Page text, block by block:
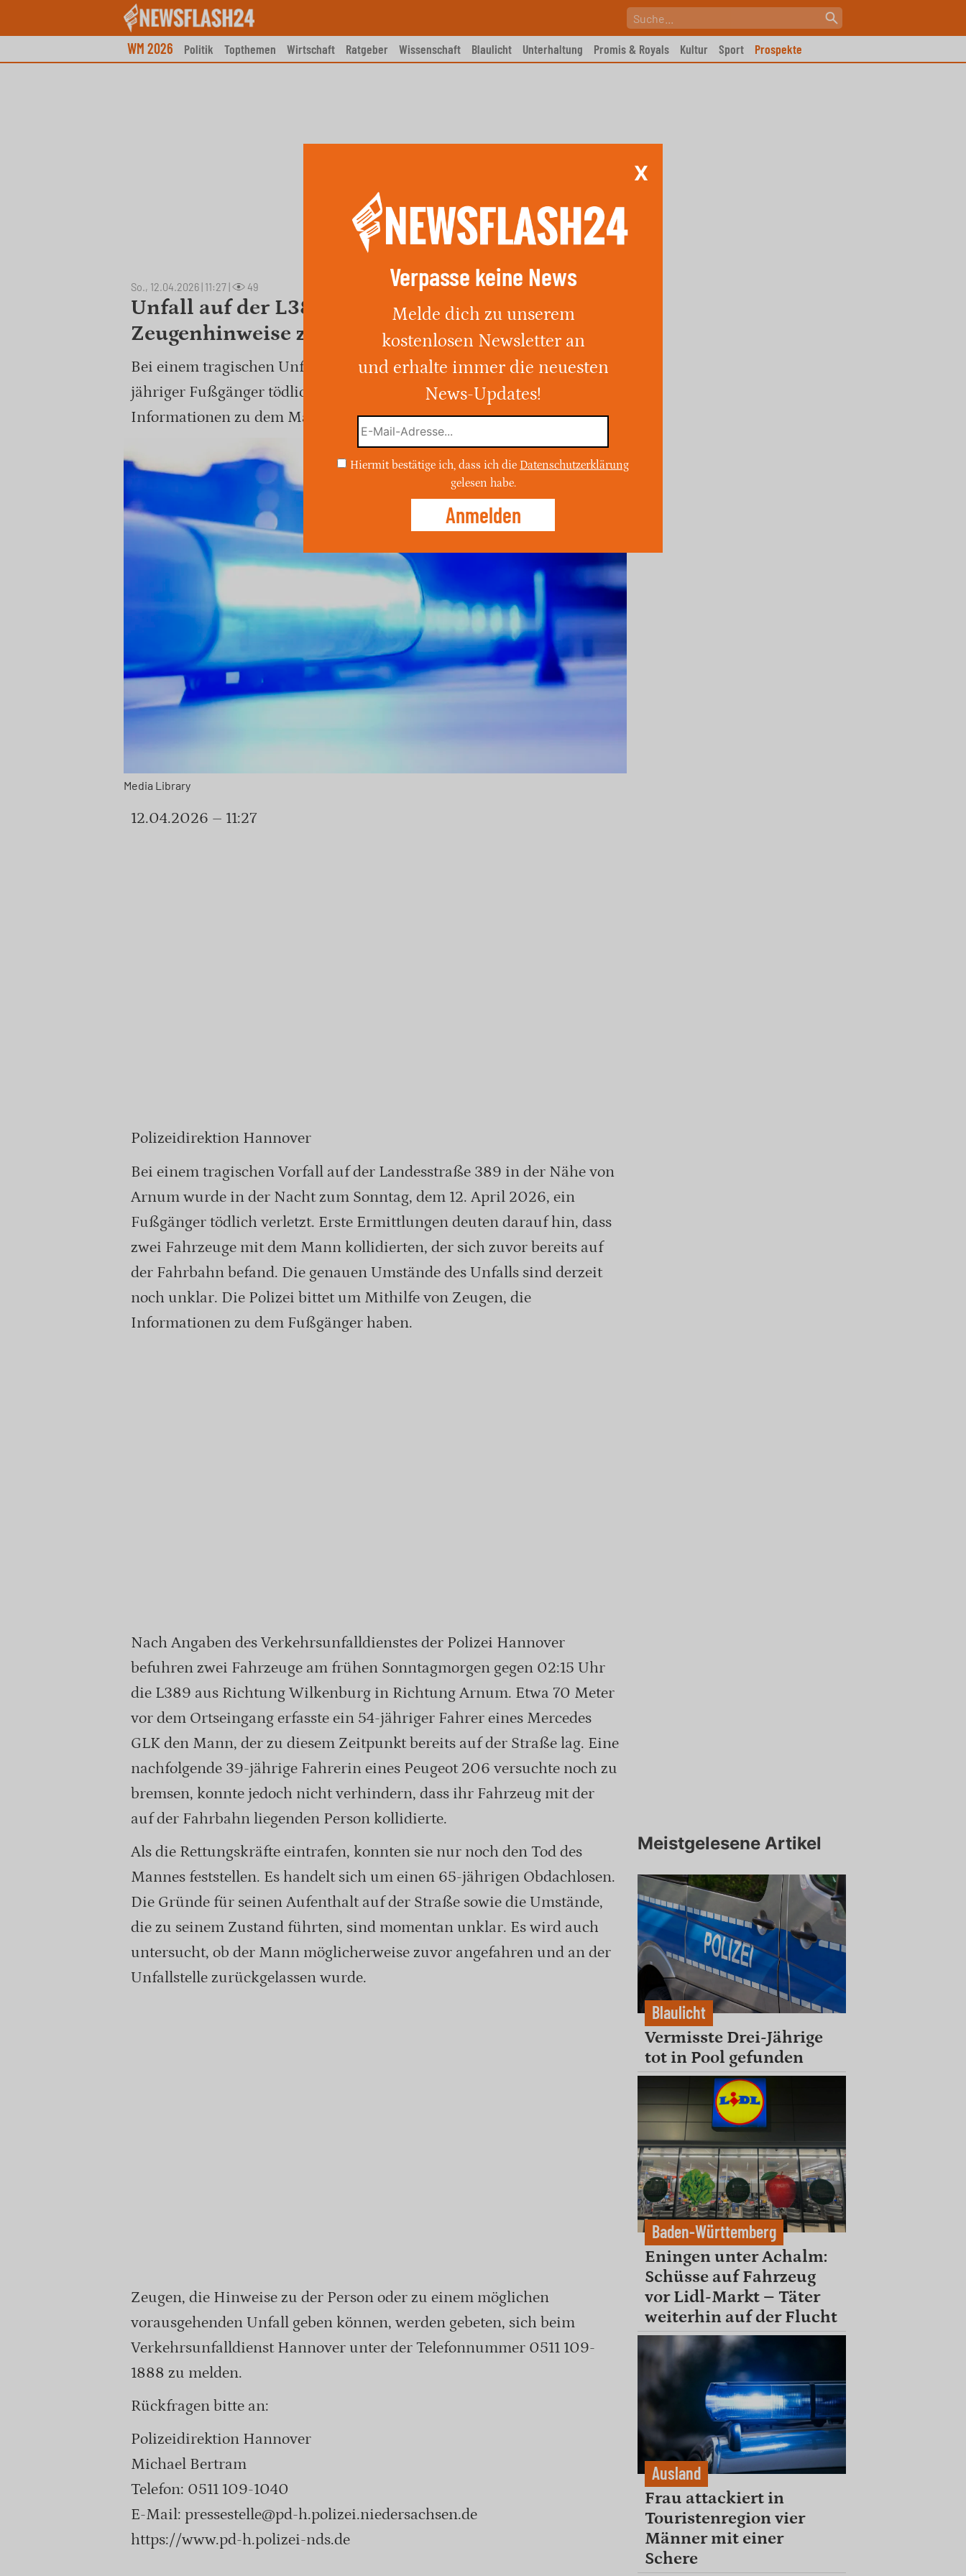
WM 2026 Politik Topthemen Wirtschaft Ratgeber Wissenschaft Blaulicht Unterhaltung Promis & Royals Kultur Sport Prospekte
So., 12.04.2026 | 11:27 49
Unfall auf der L389 bei Arnum: Polizei bittet um
Zeugenhinweise zu tödlichem Vorfall
Bei einem tragischen Unfall auf der L389 bei Arnum wird ein 65-
jähriger Fußgänger tödlich verletzt. Die Polizei sucht jetzt Zeugen, die
Informationen zu dem Mann oder dem Unfallhergang geben können.
Media Library
12.04.2026 – 11:27
Polizeidirektion Hannover
Bei einem tragischen Vorfall auf der Landesstraße 389 in der Nähe von
Arnum wurde in der Nacht zum Sonntag, dem 12. April 2026, ein
Fußgänger tödlich verletzt. Erste Ermittlungen deuten darauf hin, dass
zwei Fahrzeuge mit dem Mann kollidierten, der sich zuvor bereits auf
der Fahrbahn befand. Die genauen Umstände des Unfalls sind derzeit
noch unklar. Die Polizei bittet um Mithilfe von Zeugen, die
Informationen zu dem Fußgänger haben.
Nach Angaben des Verkehrsunfalldienstes der Polizei Hannover
befuhren zwei Fahrzeuge am frühen Sonntagmorgen gegen 02:15 Uhr
die L389 aus Richtung Wilkenburg in Richtung Arnum. Etwa 70 Meter
vor dem Ortseingang erfasste ein 54-jähriger Fahrer eines Mercedes
GLK den Mann, der zu diesem Zeitpunkt bereits auf der Straße lag. Eine
nachfolgende 39-jährige Fahrerin eines Peugeot 206 versuchte noch zu
bremsen, konnte jedoch nicht verhindern, dass ihr Fahrzeug mit der
auf der Fahrbahn liegenden Person kollidierte.
Als die Rettungskräfte eintrafen, konnten sie nur noch den Tod des
Mannes feststellen. Es handelt sich um einen 65-jährigen Obdachlosen.
Die Gründe für seinen Aufenthalt auf der Straße sowie die Umstände,
die zu seinem Zustand führten, sind momentan unklar. Es wird auch
untersucht, ob der Mann möglicherweise zuvor angefahren und an der
Unfallstelle zurückgelassen wurde.
Zeugen, die Hinweise zu der Person oder zu einem möglichen
vorausgehenden Unfall geben können, werden gebeten, sich beim
Verkehrsunfalldienst Hannover unter der Telefonnummer 0511 109-
1888 zu melden.
Rückfragen bitte an:
Polizeidirektion Hannover
Michael Bertram
Telefon: 0511 109-1040
E-Mail: pressestelle@pd-h.polizei.niedersachsen.de
https://www.pd-h.polizei-nds.de
Meistgelesene Artikel
Blaulicht
Vermisste Drei-Jährige
tot in Pool gefunden
Baden-Württemberg
Eningen unter Achalm:
Schüsse auf Fahrzeug
vor Lidl-Markt – Täter
weiterhin auf der Flucht
Ausland
Frau attackiert in
Touristenregion vier
Männer mit einer
Schere
X
Verpasse keine News
Melde dich zu unserem
kostenlosen Newsletter an
und erhalte immer die neuesten
News-Updates!
Hiermit bestätige ich, dass ich die Datenschutzerklärung
gelesen habe.